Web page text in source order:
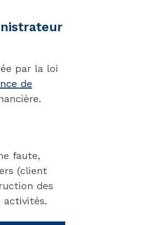
par la loi
de
faute,
(client
des
activités.